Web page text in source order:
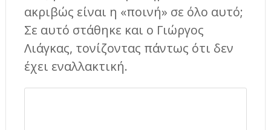
ακριβώς είναι η «ποινή» σε όλο αυτό;
Σε αυτό στάθηκε και ο Γιώργος
Λιάγκας, τονίζοντας πάντως ότι δεν
έχει εναλλακτική.